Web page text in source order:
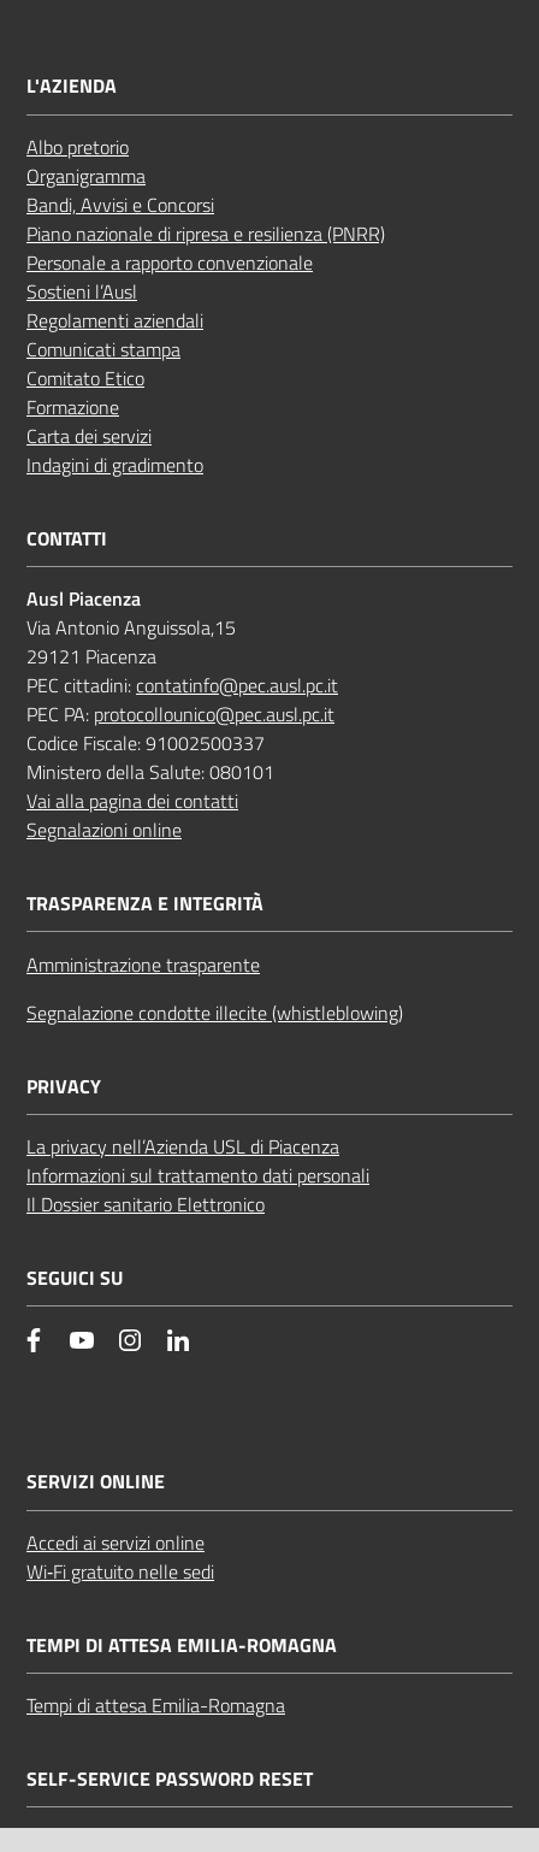
L'AZIENDA
Albo pretorio
Organigramma
Bandi, Avvisi e Concorsi
Piano nazionale di ripresa e resilienza (PNRR)
Personale a rapporto convenzionale
Sostieni l’Ausl
Regolamenti aziendali
Comunicati stampa
Comitato Etico
Formazione
Carta dei servizi
Indagini di gradimento
CONTATTI
Ausl Piacenza
Via Antonio Anguissola,15
29121 Piacenza
PEC cittadini:contatinfo@pec.ausl.pc.it
PEC PA: protocollounico@pec.ausl.pc.it
Codice Fiscale: 91002500337
Ministero della Salute: 080101
Vai alla pagina dei contatti
Segnalazioni online
TRASPARENZA E INTEGRITÀ
Amministrazione trasparente
Segnalazione condotte illecite (whistleblowing)
PRIVACY
La privacy nell’Azienda USL di Piacenza
Informazioni sul trattamento dati personali
Il Dossier sanitario Elettronico
SEGUICI SU
facebookYouTube Instagram
SERVIZI ONLINE
Accedi ai servizi online
Wi‑Fi gratuito nelle sedi
TEMPI DI ATTESA EMILIA-ROMAGNA
Tempi di attesa Emilia-Romagna
SELF-SERVICE PASSWORD RESET